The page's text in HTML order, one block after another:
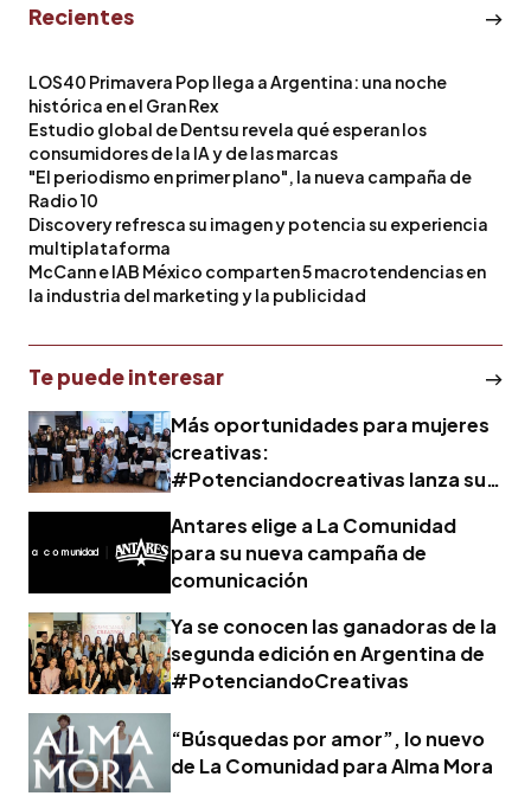
Recientes
LOS40 Primavera Pop llega a Argentina: una noche
histórica en el Gran Rex
Estudio global de Dentsu revela qué esperan los
consumidores de la IA y de las marcas
"El periodismo en primer plano", la nueva campaña de
Radio 10
Discovery refresca su imagen y potencia su experiencia
multiplataforma
McCann e IAB México comparten 5 macrotendencias en
la industria del marketing y la publicidad
Te puede interesar
Más oportunidades para mujeres
creativas:
#Potenciandocreativas lanza su
Antares elige a La Comunidad
para su nueva campaña de
comunicación
Ya se conocen las ganadoras de la
segunda edición en Argentina de
#PotenciandoCreativas
“Búsquedas por amor”, lo nuevo
de La Comunidad para Alma Mora